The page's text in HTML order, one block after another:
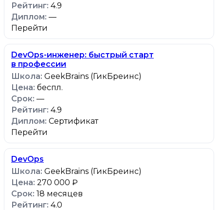
4.9
—
Перейти
DevOps-инженер: быстрый старт
в профессии
GeekBrains (ГикБреинс)
беспл.
—
4.9
Сертификат
Перейти
DevOps
GeekBrains (ГикБреинс)
270 000 ₽
18 месяцев
4.0